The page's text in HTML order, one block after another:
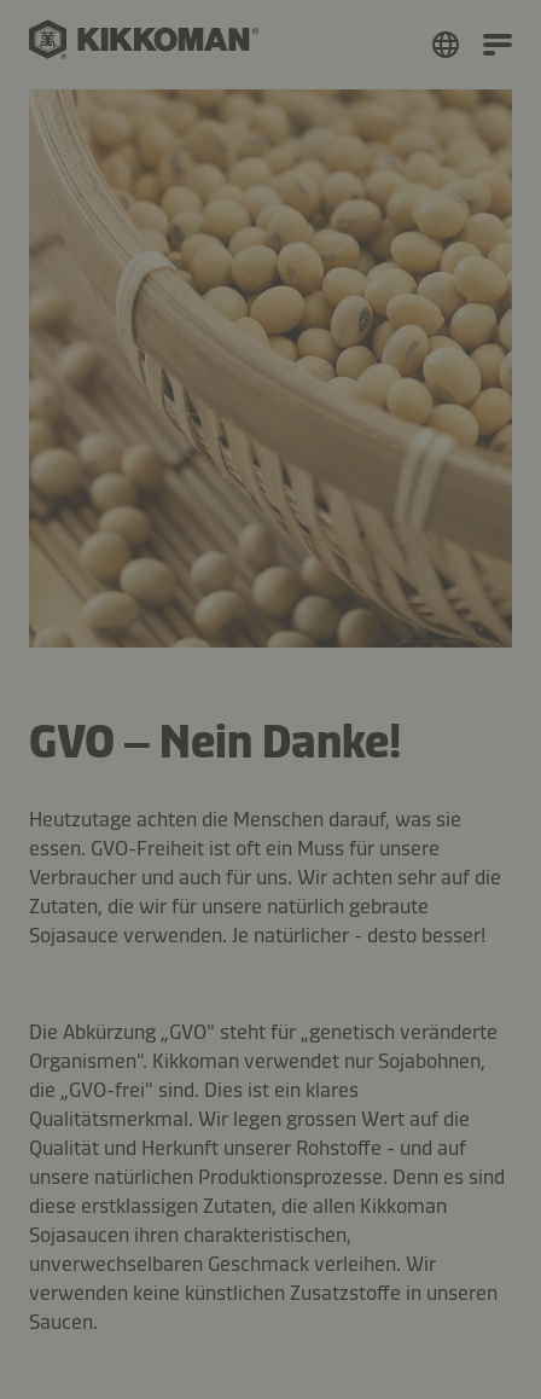
GVO – Nein Danke!
Heutzutage achten die Menschen darauf, was sie
essen. GVO-Freiheit ist oft ein Muss für unsere
Verbraucher und auch für uns. Wir achten sehr auf die
Zutaten, die wir für unsere natürlich gebraute
Sojasauce verwenden. Je natürlicher - desto besser!
Die Abkürzung „GVO" steht für „genetisch veränderte
Organismen". Kikkoman verwendet nur Sojabohnen,
die „GVO-frei" sind. Dies ist ein klares
Qualitätsmerkmal. Wir legen grossen Wert auf die
Qualität und Herkunft unserer Rohstoffe - und auf
unsere natürlichen Produktionsprozesse. Denn es sind
diese erstklassigen Zutaten, die allen Kikkoman
Sojasaucen ihren charakteristischen,
unverwechselbaren Geschmack verleihen. Wir
verwenden keine künstlichen Zusatzstoffe in unseren
Saucen.